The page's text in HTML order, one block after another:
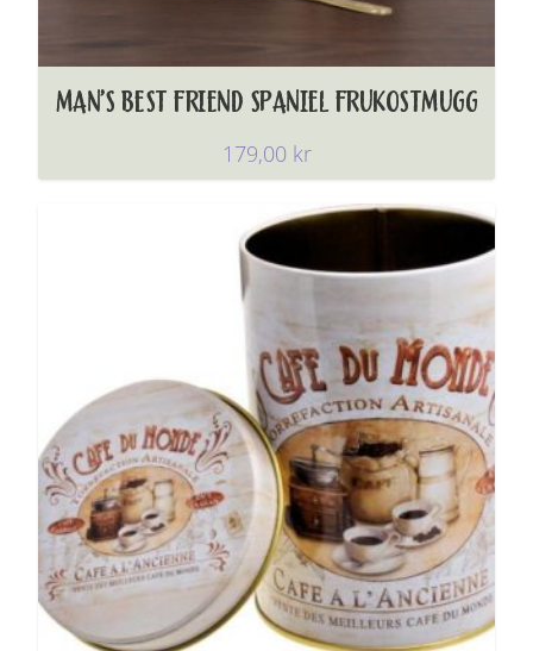
MAN’S BEST FRIEND SPANIEL FRUKOSTMUGG
179,00 kr